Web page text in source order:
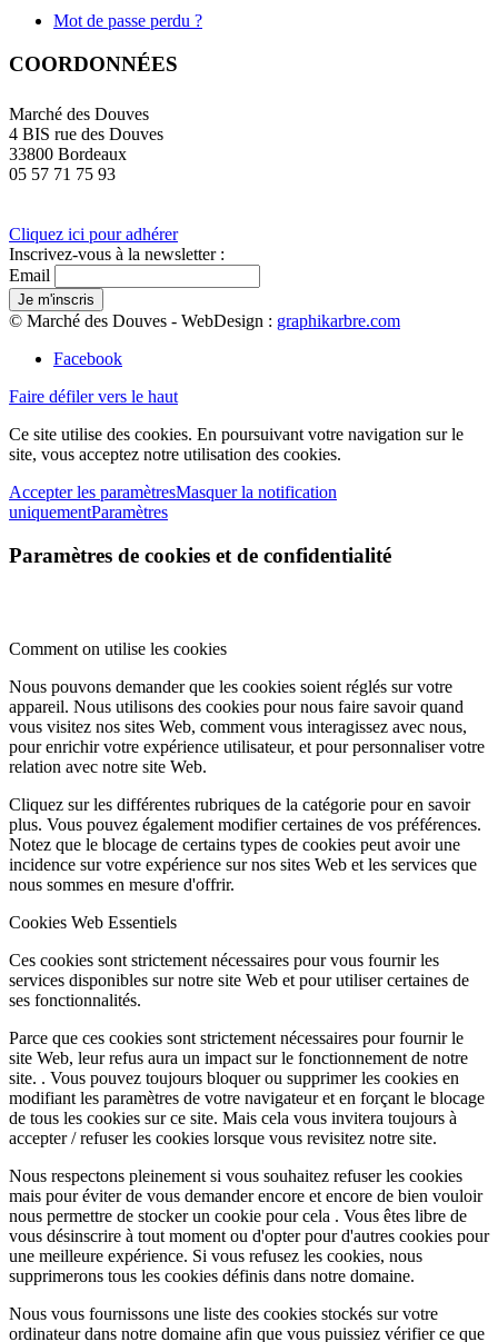
Mot de passe perdu ?
COORDONNÉES
Marché des Douves
4 BIS rue des Douves
33800 Bordeaux
05 57 71 75 93
Cliquez ici pour adhérer
Inscrivez-vous à la newsletter :
Email
© Marché des Douves - WebDesign : graphikarbre.com
Facebook
Faire défiler vers le haut
Ce site utilise des cookies. En poursuivant votre navigation sur le
site, vous acceptez notre utilisation des cookies.
Accepter les paramètresMasquer la notification
uniquementParamètres
Paramètres de cookies et de confidentialité
Comment on utilise les cookies
Nous pouvons demander que les cookies soient réglés sur votre
appareil. Nous utilisons des cookies pour nous faire savoir quand
vous visitez nos sites Web, comment vous interagissez avec nous,
pour enrichir votre expérience utilisateur, et pour personnaliser votre
relation avec notre site Web.
Cliquez sur les différentes rubriques de la catégorie pour en savoir
plus. Vous pouvez également modifier certaines de vos préférences.
Notez que le blocage de certains types de cookies peut avoir une
incidence sur votre expérience sur nos sites Web et les services que
nous sommes en mesure d'offrir.
Cookies Web Essentiels
Ces cookies sont strictement nécessaires pour vous fournir les
services disponibles sur notre site Web et pour utiliser certaines de
ses fonctionnalités.
Parce que ces cookies sont strictement nécessaires pour fournir le
site Web, leur refus aura un impact sur le fonctionnement de notre
site. . Vous pouvez toujours bloquer ou supprimer les cookies en
modifiant les paramètres de votre navigateur et en forçant le blocage
de tous les cookies sur ce site. Mais cela vous invitera toujours à
accepter / refuser les cookies lorsque vous revisitez notre site.
Nous respectons pleinement si vous souhaitez refuser les cookies
mais pour éviter de vous demander encore et encore de bien vouloir
nous permettre de stocker un cookie pour cela . Vous êtes libre de
vous désinscrire à tout moment ou d'opter pour d'autres cookies pour
une meilleure expérience. Si vous refusez les cookies, nous
supprimerons tous les cookies définis dans notre domaine.
Nous vous fournissons une liste des cookies stockés sur votre
ordinateur dans notre domaine afin que vous puissiez vérifier ce que